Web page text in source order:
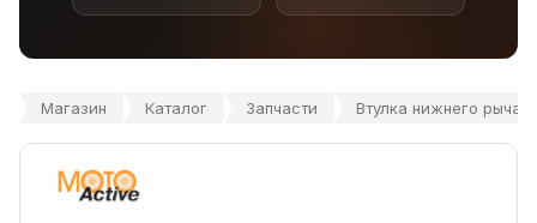
Магазин Каталог Запчасти Втулка нижнего